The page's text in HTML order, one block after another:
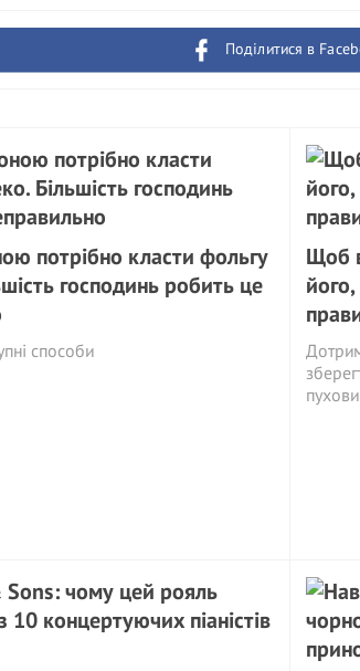
Поділитися в
потрібно класти фольгу
господинь робить це
способи
Щоб